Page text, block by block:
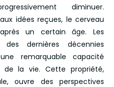
diminuer.
idées reçues, le cerveau
un certain âge. Les
des dernières décennies
remarquable capacité
de la vie. Cette propriété,
ouvre des perspectives